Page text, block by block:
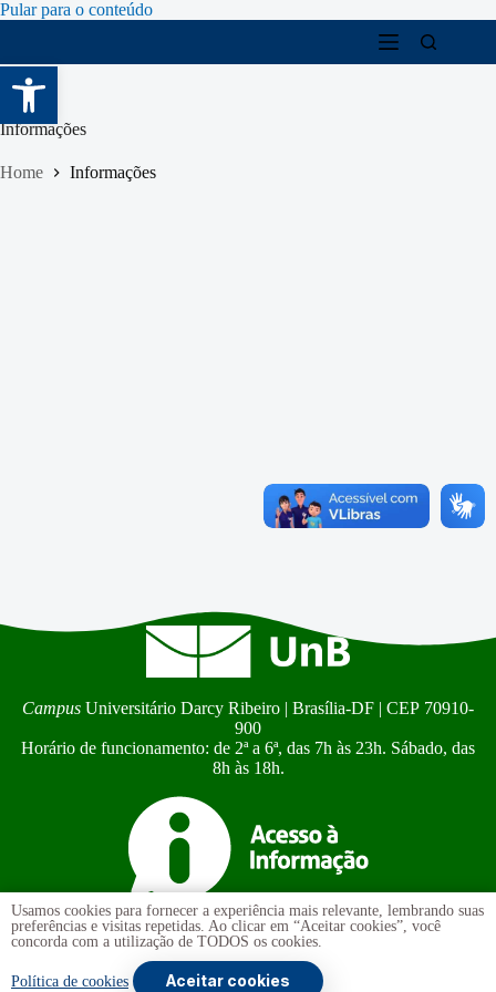
Abrir a barra de ferramentas
Pular para o conteúdo
Informações
Home Informações
Campus Universitário Darcy Ribeiro | Brasília-DF | CEP 70910-
900
Horário de funcionamento: de 2ª a 6ª, das 7h às 23h. Sábado, das
8h às 18h.
Ouvidoria UnB
Transparência e Prestação de Contas
Usamos cookies para fornecer a experiência mais relevante, lembrando suas
preferências e visitas repetidas. Ao clicar em “Aceitar cookies”, você
concorda com a utilização de TODOS os cookies.
Política de cookies Aceitar cookies